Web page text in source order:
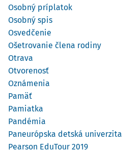
Osobný príplatok
Osobný spis
Osvedčenie
Ošetrovanie člena rodiny
Otrava
Otvorenosť
Oznámenia
Pamäť
Pamiatka
Pandémia
Paneurópska detská univerzita
Pearson EduTour 2019